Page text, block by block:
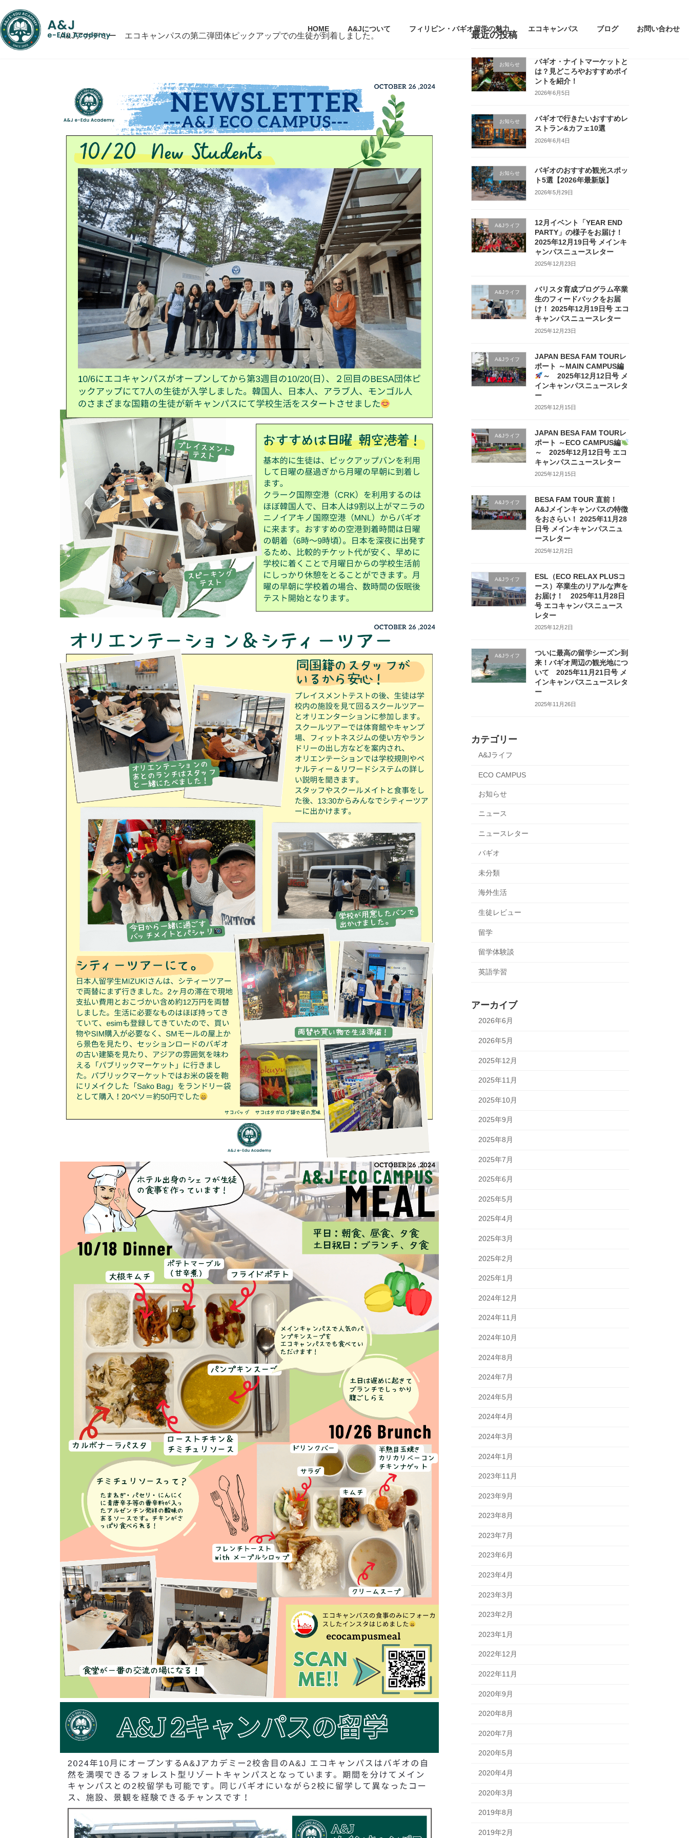
ン
テ
ン
ツ
ビ
ゲ
ー
シ
HOME A&Jについて フィリピン・バギオ留学の魅力 エコキャンパス ブログ お問い合わせ
A&Jアカデミー エコキャンパスの第二弾団体ピックアップでの生徒が到着しました。 最近の投稿
お知らせ
バギオ・ナイトマーケットと
は？見どころやおすすめポイ
ントを紹介！
2026年6月5日
お知らせ
バギオで行きたいおすすめレ
ストラン&カフェ10選
2026年6月4日
お知らせ
バギオのおすすめ観光スポッ
ト5選【2026年最新版】
2026年5月29日
A&Jライフ
12月イベント「YEAR END
PARTY」の様子をお届け！
2025年12月19日号 メインキ
ャンパスニュースレター
2025年12月23日
A&Jライフ
バリスタ育成プログラム卒業
生のフィードバックをお届
け！ 2025年12月19日号 エコ
キャンパスニュースレター
2025年12月23日
A&Jライフ
JAPAN BESA FAM TOURレ
ポート ～MAIN CAMPUS編
～ 2025年12月12日号 メ
インキャンパスニュースレタ
ー
2025年12月15日
A&Jライフ
JAPAN BESA FAM TOURレ
ポート ～ECO CAMPUS編
～ 2025年12月12日号 エコ
キャンパスニュースレター
2025年12月15日
A&Jライフ
BESA FAM TOUR 直前！
A&Jメインキャンパスの特徴
をおさらい！ 2025年11月28
日号 メインキャンパスニュ
ースレター
2025年12月2日
A&Jライフ
ESL（ECO RELAX PLUSコ
ース）卒業生のリアルな声を
お届け！ 2025年11月28日
号 エコキャンパスニュース
レター
2025年12月2日
A&Jライフ
ついに最高の留学シーズン到
来！バギオ周辺の観光地につ
いて 2025年11月21日号 メ
インキャンパスニュースレタ
ー
2025年11月26日
カテゴリー
A&Jライフ
ECO CAMPUS
お知らせ
ニュース
ニュースレター
バギオ
未分類
海外生活
生徒レビュー
留学
留学体験談
英語学習
アーカイブ
2026年6月
2026年5月
2025年12月
2025年11月
2025年10月
2025年9月
2025年8月
2025年7月
2025年6月
2025年5月
2025年4月
2025年3月
2025年2月
2025年1月
2024年12月
2024年11月
2024年10月
2024年8月
2024年7月
2024年5月
2024年4月
2024年3月
2024年1月
2023年11月
2023年9月
2023年8月
2023年7月
2023年6月
2023年4月
2023年3月
2023年2月
2023年1月
2022年12月
2022年11月
2020年9月
2020年8月
2020年7月
2020年5月
2020年4月
2020年3月
2019年8月
2019年2月